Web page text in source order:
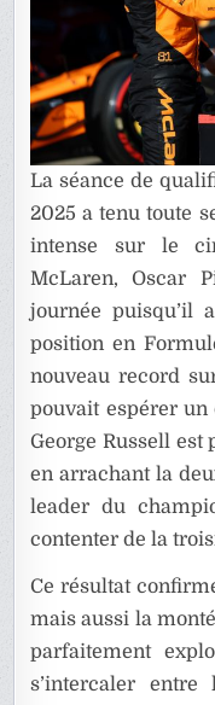
La séance de
2025 a tenu toute
intense sur le
McLaren, Oscar
journée puisqu’il
position en
nouveau record
pouvait espérer
George Russell est
en arrachant la
leader du
contenter de la
Ce résultat
mais aussi la
parfaitement
s’intercaler entre